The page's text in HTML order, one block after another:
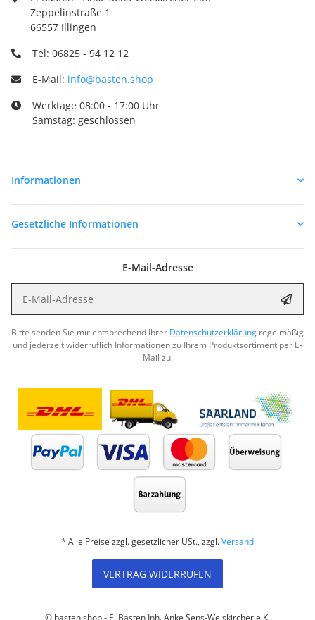
Zeppelinstraße 1
66557 Illingen
Tel: 06825 - 94 12 12
E-Mail: info@basten.shop
Werktage 08:00 - 17:00 Uhr
Samstag: geschlossen
Informationen
Gesetzliche Informationen
E-Mail-Adresse
Bitte senden Sie mir entsprechend Ihrer Datenschutzerklärung regelmäßig
und jederzeit widerruflich Informationen zu Ihrem Produktsortiment per E-
Mail zu.
* Alle Preise zzgl. gesetzlicher USt., zzgl.Versand
VERTRAG WIDERRUFEN
© basten.shop - E. Basten Inh. Anke Sens-Weiskircher e.K.